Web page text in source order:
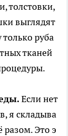
толстовки,
выглядят
только руба
тканей
Если нет
я складыва
разом. Это э